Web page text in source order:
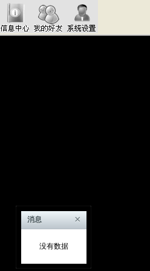
消息 ×
没有数据